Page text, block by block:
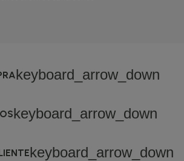
keyboard_arrow_down
keyboard_arrow_down
keyboard_arrow_down